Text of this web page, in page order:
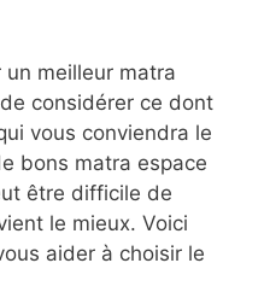
un meilleur matra
considérer ce dont
vous conviendra le
bons matra espace
être difficile de
le mieux. Voici
aider à choisir le